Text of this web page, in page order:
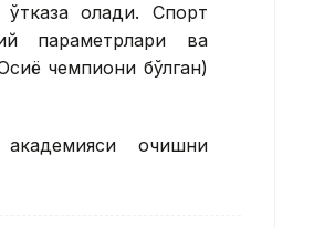
олади. Спорт
параметрлари ва
чемпиони бўлган)
очишни